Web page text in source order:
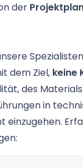
der
dem Ziel, keine
des
in
einzugehen.